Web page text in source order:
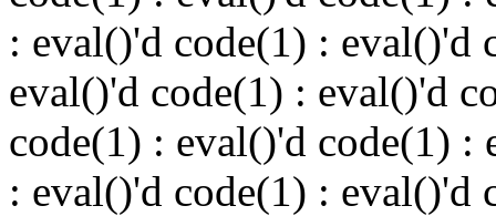
: eval()'d code(1) : eval()'d
eval()'d code(1) : eval()'d
code(1) : eval()'d code(1) :
: eval()'d code(1) : eval()'d